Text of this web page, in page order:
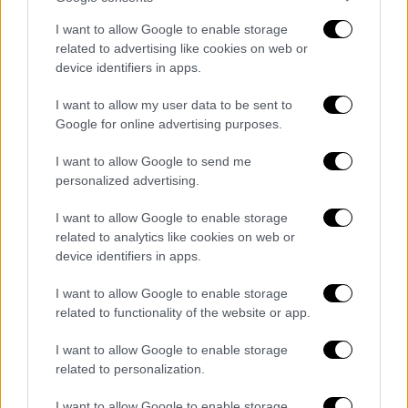
I want to allow Google to enable storage
related to advertising like cookies on web or
device identifiers in apps.
I want to allow my user data to be sent to
Google for online advertising purposes.
I want to allow Google to send me
personalized advertising.
I want to allow Google to enable storage
related to analytics like cookies on web or
device identifiers in apps.
I want to allow Google to enable storage
related to functionality of the website or app.
I want to allow Google to enable storage
related to personalization.
Riyadh Metro, the largest self-driving
public transportation system in the
world, capable of accommodating
3.6 million passengers daily, is now
open to the public.#RiyadhMetro
pic.twitter.com/RpurIkLrzB
— Al Arabiya English
December 1, 2024
«Ανυπομονώ ναχρησιμοποιήσωπερισσότερο
μετρό, καθώς θα μειώσει τον καθημερινό
μου χρόνο μετακίνησης», είπε στο Al Arabiya